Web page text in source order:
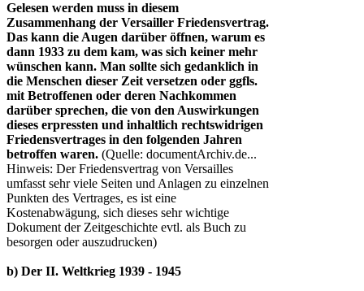
Gelesen werden muss in diesem
Zusammenhang der Versailler Friedensvertrag.
Das kann die Augen darüber öffnen, warum es
dann 1933 zu dem kam, was sich keiner mehr
wünschen kann. Man sollte sich gedanklich in
die Menschen dieser Zeit versetzen oder ggfls.
mit Betroffenen oder deren Nachkommen
darüber sprechen, die von den Auswirkungen
dieses erpressten und inhaltlich rechtswidrigen
Friedensvertrages in den folgenden Jahren
betroffen waren. (Quelle: documentArchiv.de...
Hinweis: Der Friedensvertrag von Versailles
umfasst sehr viele Seiten und Anlagen zu einzelnen
Punkten des Vertrages, es ist eine
Kostenabwägung, sich dieses sehr wichtige
Dokument der Zeitgeschichte evtl. als Buch zu
besorgen oder auszudrucken)
b) Der II. Weltkrieg 1939 - 1945